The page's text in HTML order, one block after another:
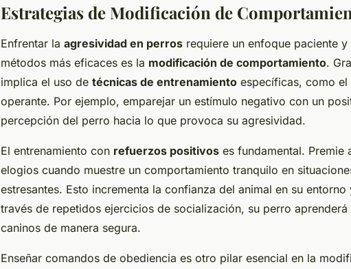
Estrategias de Modificación de
Enfrentar la agresividad en perros requiere un enfoque paciente
métodos más eficaces es la modificación de comportamiento.
implica el uso de técnicas de entrenamiento específicas, como
operante. Por ejemplo, emparejar un estímulo negativo con un
percepción del perro hacia lo que provoca su agresividad.
El entrenamiento con refuerzos positivos es fundamental. Premie
elogios cuando muestre un comportamiento tranquilo en
estresantes. Esto incrementa la confianza del animal en su
través de repetidos ejercicios de socialización, su perro
caninos de manera segura.
Enseñar comandos de obediencia es otro pilar esencial en la